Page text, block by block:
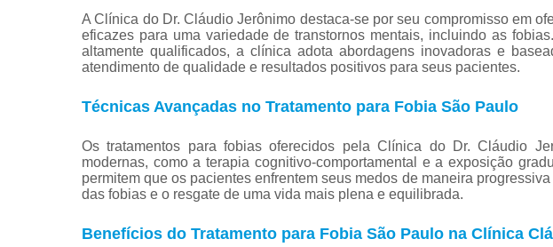
A Clínica do Dr. Cláudio Jerônimo destaca-se por seu compromisso em
eficazes para uma variedade de transtornos mentais, incluindo as
altamente qualificados, a clínica adota abordagens inovadoras e
atendimento de qualidade e resultados positivos para seus pacientes.
Técnicas Avançadas no Tratamento para Fobia São Paulo
Os tratamentos para fobias oferecidos pela Clínica do Dr. Cláudio
modernas, como a terapia cognitivo-comportamental e a exposição
permitem que os pacientes enfrentem seus medos de maneira
das fobias e o resgate de uma vida mais plena e equilibrada.
Benefícios do Tratamento para Fobia São Paulo na Clínica